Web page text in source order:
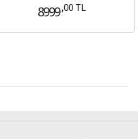
8999 ,00 TL